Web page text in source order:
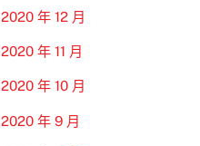
2020 年 12 月
2020 年 11 月
2020 年 10 月
2020 年 9 月